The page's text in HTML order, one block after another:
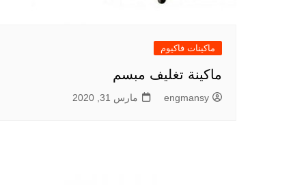
ماكينات فاكيوم
ماكينة تغليف مبسم
engmansy مارس 31, 2020